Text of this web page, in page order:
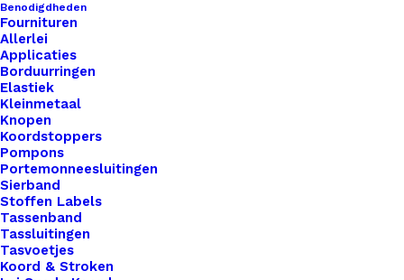
Benodigdheden
Fournituren
Allerlei
Applicaties
Borduurringen
Elastiek
Kleinmetaal
Knopen
Koordstoppers
Pompons
Portemonneesluitingen
Sierband
Stoffen Labels
Tassenband
Tassluitingen
Tasvoetjes
Koord & Stroken